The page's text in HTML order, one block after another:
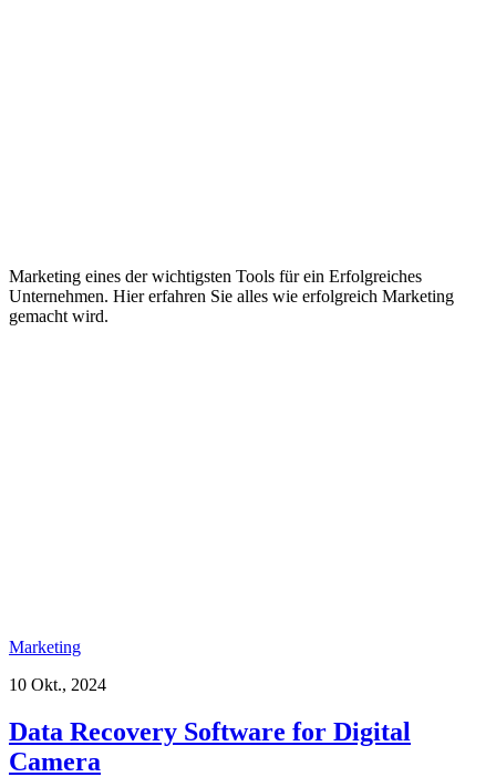
Marketing eines der wichtigsten Tools für ein Erfolgreiches
Unternehmen. Hier erfahren Sie alles wie erfolgreich Marketing
gemacht wird.
Marketing
10 Okt., 2024
Data Recovery Software for Digital
Camera